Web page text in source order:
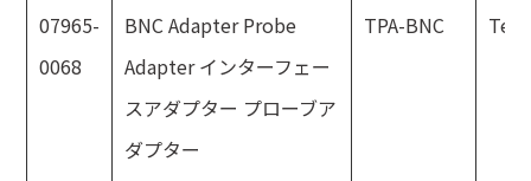
07965-
0068
BNC Adapter Probe
Adapter インターフェー
スアダプター プローブア
ダプター
TPA-BNC